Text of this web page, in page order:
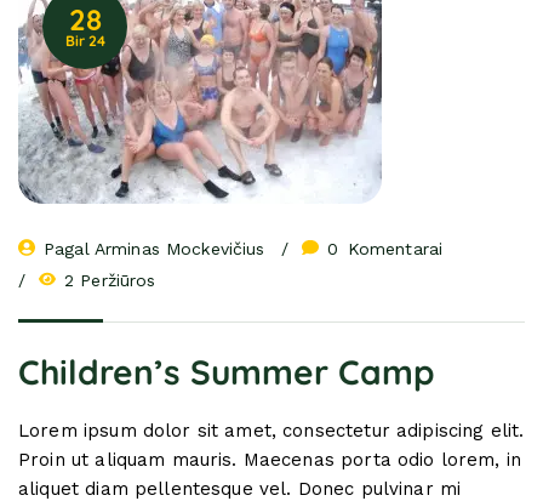
28
Bir 24
Pagal Arminas Mockevičius 0
Komentarai
2 Peržiūros
Children’s Summer Camp
Lorem ipsum dolor sit amet, consectetur adipiscing elit.
Proin ut aliquam mauris. Maecenas porta odio lorem, in
aliquet diam pellentesque vel. Donec pulvinar mi